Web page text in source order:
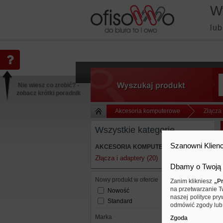
Akcesoria komputerowe
Wszystkie kategorie
AKCESORIA KOMPUTEROWE
Złącza i adaptery (20)
Nowy produkt w ofercie
Nowość
Standard
Marka
Nie wiesz co zrobić? -
zobacz krótki poradnik
Szanowni
Dbamy o
Zanim klikniesz
na przetwarzanie
naszej polityce
odmówić zgody
Zgoda